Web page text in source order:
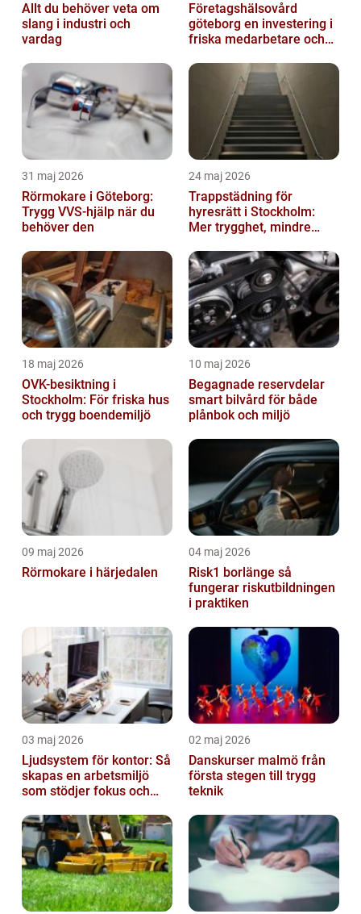
Allt du behöver veta om
slang i industri och
vardag
Företagshälsovård
göteborg en investering i
friska medarbetare och
31 maj 2026
Rörmokare i Göteborg:
Trygg VVS-hjälp när du
behöver den
24 maj 2026
Trappstädning för
hyresrätt i Stockholm:
Mer trygghet, mindre
18 maj 2026
OVK-besiktning i
Stockholm: För friska hus
och trygg boendemiljö
10 maj 2026
Begagnade reservdelar
smart bilvård för både
plånbok och miljö
09 maj 2026
Rörmokare i härjedalen
04 maj 2026
Risk1 borlänge så
fungerar riskutbildningen
i praktiken
03 maj 2026
Ljudsystem för kontor: Så
skapas en arbetsmiljö
som stödjer fokus och
02 maj 2026
Danskurser malmö från
första stegen till trygg
teknik